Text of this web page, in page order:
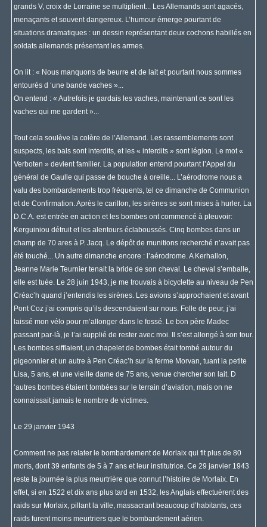
grands V, croix de Lorraine se multiplient... Les Allemands sont agacés,
menaçants et souvent dangereux. L’humour émerge pourtant de
situations dramatiques : un dessin représentant deux cochons habillés en
soldats allemands présentant les armes.
On lit : « Nous manquons de beurre et de lait et pourtant nous sommes
entourés d ‘une bande vaches »...
On entend : « Autrefois je gardais les vaches, maintenant ce sont les
vaches qui me gardent »...
Tout cela soulève la colère de l’Allemand. Les rassemblements sont
suspects, les bals sont interdits, et les « interdits » sont légion. Le mot «
Verboten » devient familier. La population entend pourtant l’Appel du
général de Gaulle qui passe de bouche à oreille... L’aérodrome nous a
valu des bombardements trop fréquents, tel ce dimanche de Communion
et de Confirmation. Après le carillon, les sirènes se sont mises à hurler. La
D.C.A. est entrée en action et les bombes ont commencé à pleuvoir:
Kerguiniou détruit et les alentours éclaboussés. Cinq bombes dans un
champ de 70 ares à P. Jacq. Le dépôt de munitions recherché n’avait pas
été touché... Un autre dimanche encore : l’aérodrome. A Kerhallon,
Jeanne Marie Teurnier tenait la bride de son cheval. Le cheval s’emballe,
elle est tuée. Le 28 juin 1943, je me trouvais à bicyclette au niveau de Pen
Créac’h quand j’entendis les sirènes. Les avions s’approchaient et avant
Pont Coz j’ai compris qu’ils descendaient sur nous. Folle de peur, j’ai
laissé mon vélo pour m’allonger dans le fossé. Le bon père Madec
passant par-là, je l’ai supplié de rester avec moi. Il s’est allongé à son tour.
Les bombes sifflaient, un chapelet de bombes était tombé autour du
pigeonnier et un autre à Pen Créac’h sur la ferme Morvan, tuant la petite
Lisa, 5 ans, et une vieille dame de 75 ans, venue chercher son lait. D
‘autres bombes étaient tombées sur le terrain d’aviation, mais on ne
connaissait jamais le nombre de victimes.
Le 29 janvier 1943
Comment ne pas relater le bombardement de Morlaix qui fit plus de 80
morts, dont 39 enfants de 5 à 7 ans et leur institutrice. Ce 29 janvier 1943
reste la journée la plus meurtrière que connut l’histoire de Morlaix. En
effet, si en 1522 et dix ans plus tard en 1532, les Anglais effectuèrent des
raids sur Morlaix, pillant la ville, massacrant beaucoup d’habitants, ces
raids furent moins meurtriers que le bombardement aérien.